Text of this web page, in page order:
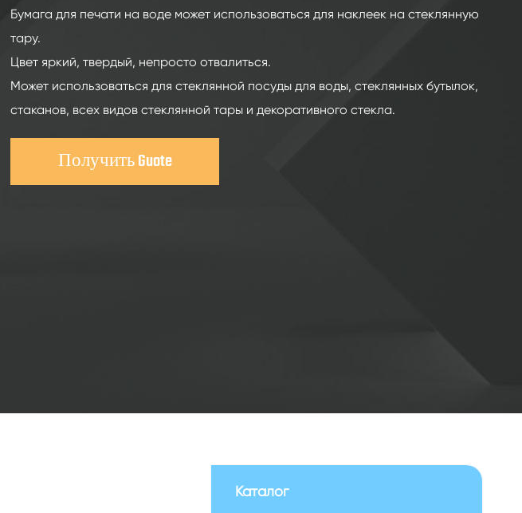
Бумага для печати на воде может использоваться для наклеек на стеклянную
тару.
Цвет яркий, твердый, непросто отвалиться.
Может использоваться для стеклянной посуды для воды, стеклянных бутылок,
стаканов, всех видов стеклянной тары и декоративного стекла.
Получить Guote
Каталог